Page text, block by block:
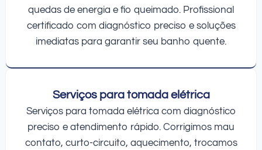
quedas de energia e fio queimado. Profissional
certificado com diagnóstico preciso e soluções
imediatas para garantir seu banho quente.
Serviços para tomada elétrica
Serviços para tomada elétrica com diagnóstico
preciso e atendimento rápido. Corrigimos mau
contato, curto-circuito, aquecimento, trocamos